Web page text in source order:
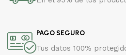
PAGO SEGURO
Tus datos 100%